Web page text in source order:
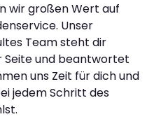
wir großen Wert auf
Unser
Team steht dir
Seite und beantwortet
uns Zeit für dich und
jedem Schritt des